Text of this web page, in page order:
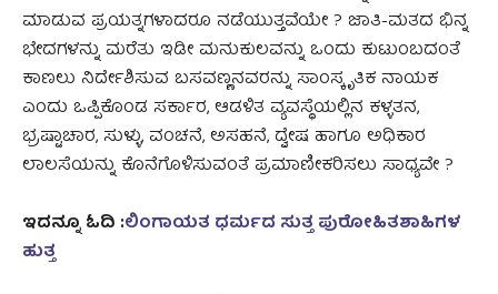
ಮಾಡುವ ಪ್ರಯತ್ನಗಳಾದರೂ ನಡೆಯುತ್ತವೆಯೇ ? ಜಾತಿ-ಮತದ ಭಿನ್ನ
ಭೇದಗಳನ್ನು ಮರೆತು ಇಡೀ ಮನುಕುಲವನ್ನು ಒಂದು ಕುಟುಂಬದಂತೆ
ಕಾಣಲು ನಿರ್ದೇಶಿಸುವ ಬಸವಣ್ಣನವರನ್ನು ಸಾಂಸ್ಕೃತಿಕ ನಾಯಕ
ಎಂದು ಒಪ್ಪಿಕೊಂಡ ಸರ್ಕಾರ, ಆಡಳಿತ ವ್ಯವಸ್ಥೆಯಲ್ಲಿನ ಕಳ್ಳತನ,
ಭ್ರಷ್ಟಾಚಾರ, ಸುಳ್ಳು, ವಂಚನೆ, ಅಸಹನೆ, ದ್ವೇಷ ಹಾಗೂ ಅಧಿಕಾರ
ಲಾಲಸೆಯನ್ನು ಕೊನೆಗೊಳಿಸುವಂತೆ ಪ್ರಮಾಣೀಕರಿಸಲು ಸಾಧ್ಯವೇ ?
ಇದನ್ನೂ ಓದಿ :ಲಿಂಗಾಯತ ಧರ್ಮದ ಸುತ್ತ ಪುರೋಹಿತಶಾಹಿಗಳ
ಹುತ್ತ